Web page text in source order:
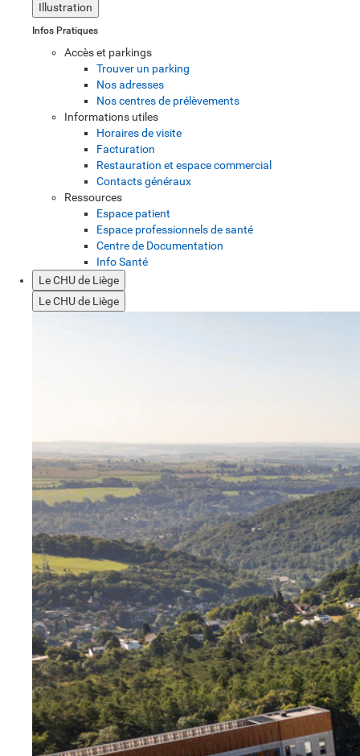
Illustration
Infos Pratiques
Accès et parkings
Trouver un parking
Nos adresses
Nos centres de prélèvements
Informations utiles
Horaires de visite
Facturation
Restauration et espace commercial
Contacts généraux
Ressources
Espace patient
Espace professionnels de santé
Centre de Documentation
Info Santé
Le CHU de Liège
Le CHU de Liège